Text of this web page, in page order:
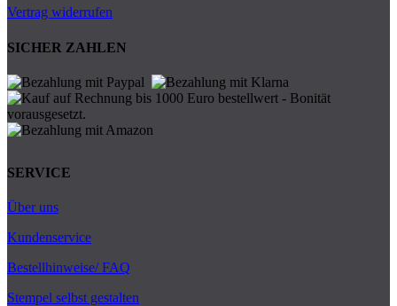
Vertrag widerrufen
SICHER ZAHLEN
SERVICE
Über uns
Kundenservice
Bestellhinweise/ FAQ
Stempel selbst gestalten